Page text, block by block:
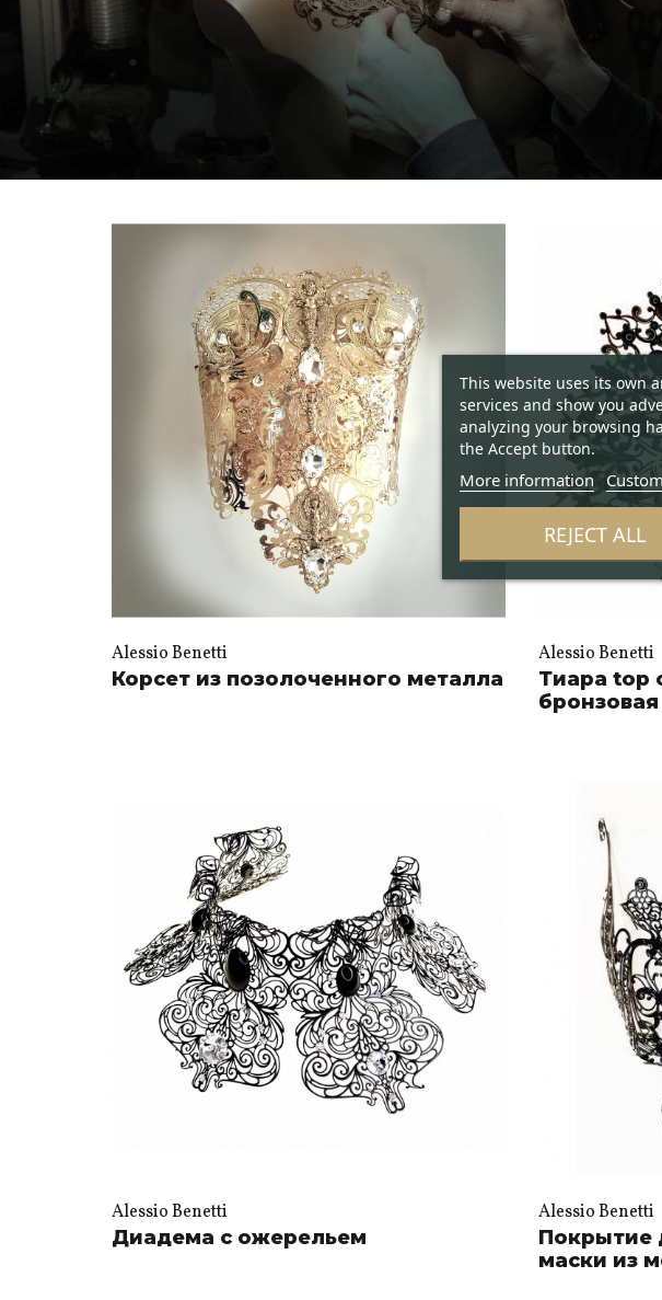
Alessio Benetti
Корсет из позолоченного металла
Alessio Benetti
Тиара top
бронзовая
Alessio Benetti
Диадема с ожерельем
Alessio Benetti
Покрытие
маски из
This website uses its own
services and show you
analyzing your browsing
the Accept button.
More information
REJECT ALL